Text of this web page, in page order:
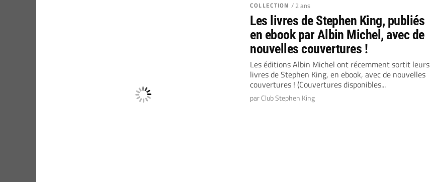
COLLECTION / 2 ans
Les livres de Stephen King, publiés
en ebook par Albin Michel, avec de
nouvelles couvertures !
Les éditions Albin Michel ont récemment sortit leurs
livres de Stephen King, en ebook, avec de nouvelles
couvertures ! (Couvertures disponibles...
par Club Stephen King